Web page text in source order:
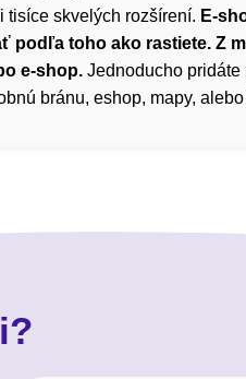
tisíce skvelých rozšírení. E-
podľa toho ako rastiete. Z
e-shop. Jednoducho
bránu, eshop, mapy,